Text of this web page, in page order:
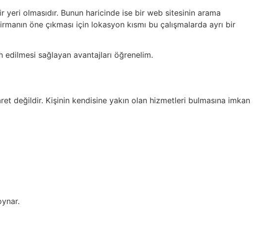
yeri olmasıdır. Bunun haricinde ise bir web sitesinin arama
öne çıkması için lokasyon kısmı bu çalışmalarda ayrı bir
edilmesi sağlayan avantajları öğrenelim.
değildir. Kişinin kendisine yakın olan hizmetleri bulmasına imkan